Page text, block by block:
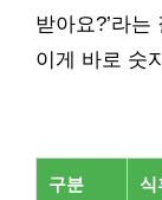
받아요?’라
이게 바로 숫
구분 식